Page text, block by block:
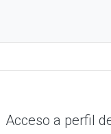
Acceso a perfil